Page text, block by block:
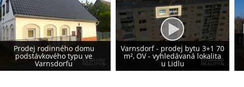
Varnsdorf - prodej bytu 3+1 70
m², OV - vyhledávaná lokalita
u Lidlu
Prodej rodinného domu 155
m², Krásná Lípa - vlastní
fotovoltaika 8,2 kWp - NOVÁ
CENA!!!!